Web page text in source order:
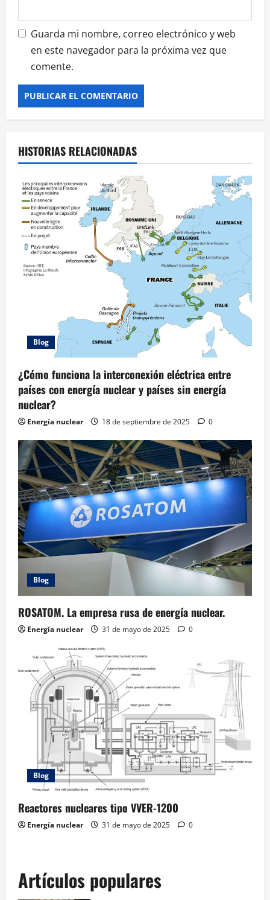
Guarda mi nombre, correo electrónico y web
en este navegador para la próxima vez que
comente.
HISTORIAS RELACIONADAS
Blog
¿Cómo funciona la interconexión eléctrica entre
países con energía nuclear y países sin energía
nuclear?
Energía nuclear 18 de septiembre de 2025 0
Blog
ROSATOM. La empresa rusa de energía nuclear.
Energía nuclear 31 de mayo de 2025 0
Blog
Reactores nucleares tipo VVER-1200
Energía nuclear 31 de mayo de 2025 0
Artículos populares